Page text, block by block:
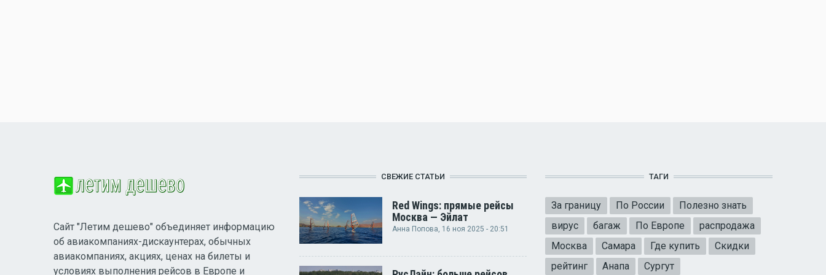
Сайт "Летим дешево" объединяет информацию
об авиакомпаниях-дискаунтерах, обычных
авиакомпаниях, акциях, ценах на билеты и
условиях выполнения рейсов в Европе и
СВЕЖИЕ СТАТЬИ
Red Wings: прямые рейсы
Москва — Эйлат
Анна Попова, 16 ноя 2025 - 20:51
ТАГИ
За границу По России
Полезно знать
вирус
багаж По Европе
распродажа
Москва
Самара Где купить
Скидки
рейтинг
Анапа Сургут